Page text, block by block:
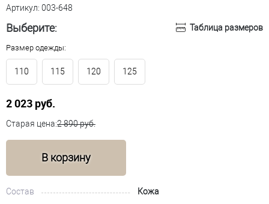
Артикул: 003-648
Выберите: Таблица размеров
Размер одежды:
110 115 120 125
2 023 руб.
Старая цена:2 890 руб.
В корзину
Состав Кожа